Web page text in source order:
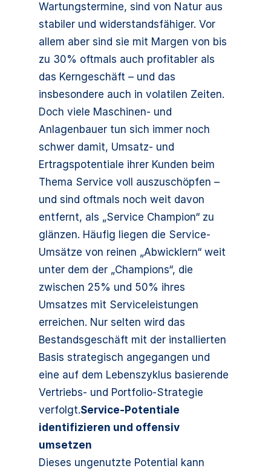
Wartungstermine, sind von Natur aus
stabiler und widerstandsfähiger. Vor
allem aber sind sie mit Margen von bis
zu 30% oftmals auch profitabler als
das Kerngeschäft – und das
insbesondere auch in volatilen Zeiten.
Doch viele Maschinen- und
Anlagenbauer tun sich immer noch
schwer damit, Umsatz- und
Ertragspotentiale ihrer Kunden beim
Thema Service voll auszuschöpfen –
und sind oftmals noch weit davon
entfernt, als „Service Champion“ zu
glänzen. Häufig liegen die Service-
Umsätze von reinen „Abwicklern“ weit
unter dem der „Champions“, die
zwischen 25% und 50% ihres
Umsatzes mit Serviceleistungen
erreichen. Nur selten wird das
Bestandsgeschäft mit der installierten
Basis strategisch angegangen und
eine auf dem Lebenszyklus basierende
Vertriebs- und Portfolio-Strategie
verfolgt.Service-Potentiale
identifizieren und offensiv
umsetzen
Dieses ungenutzte Potential kann